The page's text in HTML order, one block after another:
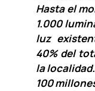
Hasta el
1.000
luz
40% del
la
100